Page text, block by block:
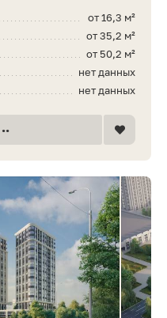
от 16,3 м²
от 35,2 м²
от 50,2 м²
нет данных
нет данных